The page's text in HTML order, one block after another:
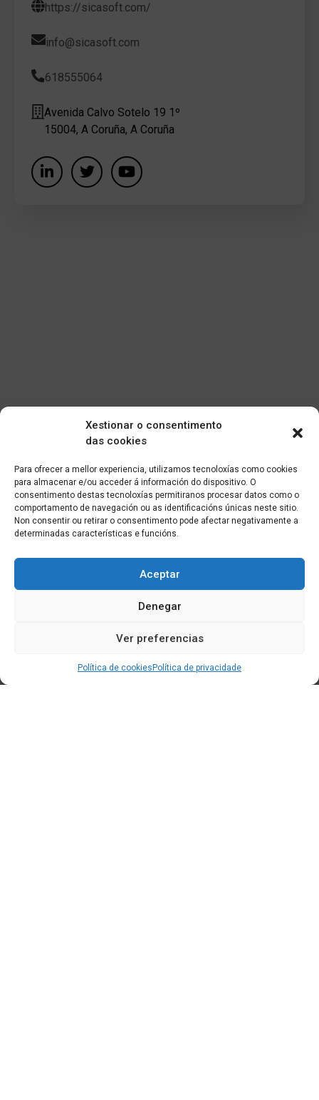
Xestionar o consentimento
das cookies
Para ofrecer a mellor experiencia, utilizamos tecnoloxías como cookies
para almacenar e/ou acceder á información do dispositivo. O
consentimento destas tecnoloxías permitiranos procesar datos como o
comportamento de navegación ou as identificacións únicas neste sitio.
Non consentir ou retirar o consentimento pode afectar negativamente a
determinadas características e funcións.
Aceptar
Denegar
Ver preferencias
Política de cookies Política de privacidade
https://sicasoft.com/
info@sicasoft.com
618555064
Avenida Calvo Sotelo 19 1º
15004, A Coruña, A Coruña